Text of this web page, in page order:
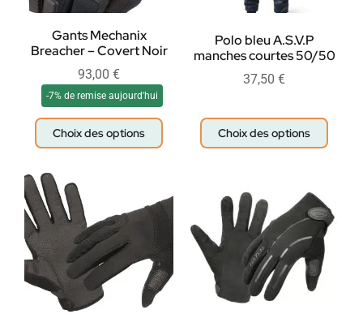
Gants Mechanix
Breacher – Covert Noir
93,00 €
-7% de remise aujourd'hui
Choix des options
Polo bleu A.S.V.P
manches courtes 50/50
37,50 €
Choix des options